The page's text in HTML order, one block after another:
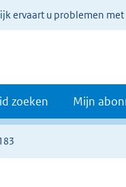
ervaart u problemen
zoeken Mijn